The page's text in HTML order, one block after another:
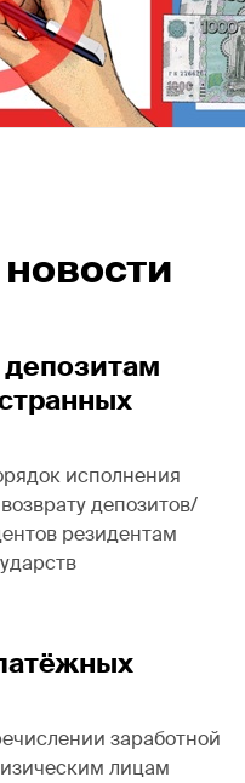
исполнения
депозитов/
резидентам
заработной
лицам